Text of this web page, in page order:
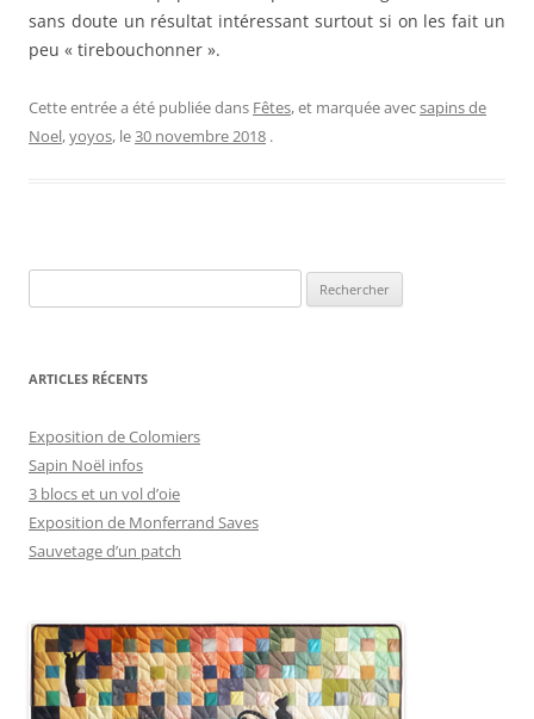
sans doute un résultat intéressant surtout si on les fait un
peu « tirebouchonner ».
Cette entrée a été publiée dans Fêtes, et marquée avecsapins de
Noel,yoyos, le30 novembre 2018 .
ARTICLES RÉCENTS
Exposition de Colomiers
Sapin Noël infos
3 blocs et un vol d’oie
Exposition de Monferrand Saves
Sauvetage d’un patch